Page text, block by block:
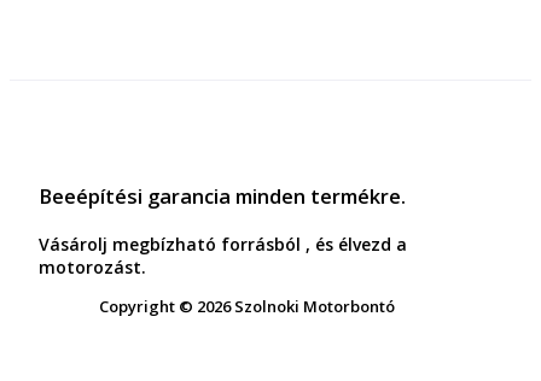
Beeépítési garancia minden termékre.
Vásárolj megbízható forrásból , és élvezd a
motorozást.
Copyright © 2026 Szolnoki Motorbontó